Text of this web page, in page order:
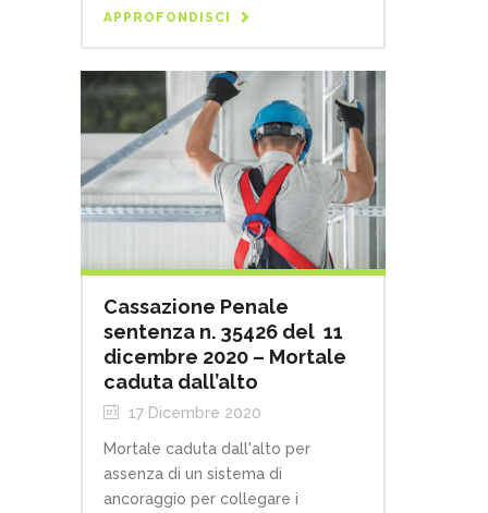
APPROFONDISCI
Cassazione Penale
sentenza n. 35426 del 11
dicembre 2020 – Mortale
caduta dall’alto
17 Dicembre 2020
Mortale caduta dall'alto per
assenza di un sistema di
ancoraggio per collegare i